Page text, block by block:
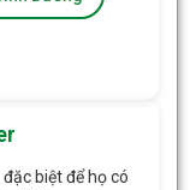
biệt để họ có